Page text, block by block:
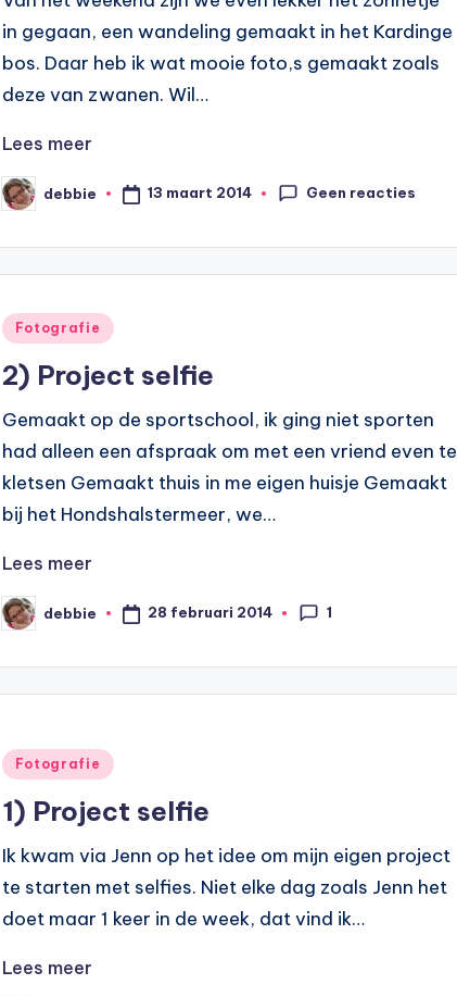
in gegaan, een wandeling gemaakt in het Kardinge
bos. Daar heb ik wat mooie foto,s gemaakt zoals
deze van zwanen. Wil…
Lees meer
Geplaatst
door
debbie 13 maart 2014 Geen reacties
Geplaatst
Fotografie
2) Project selfie
Gemaakt op de sportschool, ik ging niet sporten
had alleen een afspraak om met een vriend even te
kletsen Gemaakt thuis in me eigen huisje Gemaakt
bij het Hondshalstermeer, we…
Lees meer
Geplaatst
door
debbie 28 februari 2014 1
Geplaatst
Fotografie
1) Project selfie
Ik kwam via Jenn op het idee om mijn eigen project
te starten met selfies. Niet elke dag zoals Jenn het
doet maar 1 keer in de week, dat vind ik…
Lees meer